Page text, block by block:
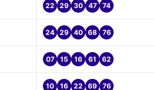
22 29 30 47 74
24 29 40 68 76
07 15 16 61 62
10 16 22 69 76